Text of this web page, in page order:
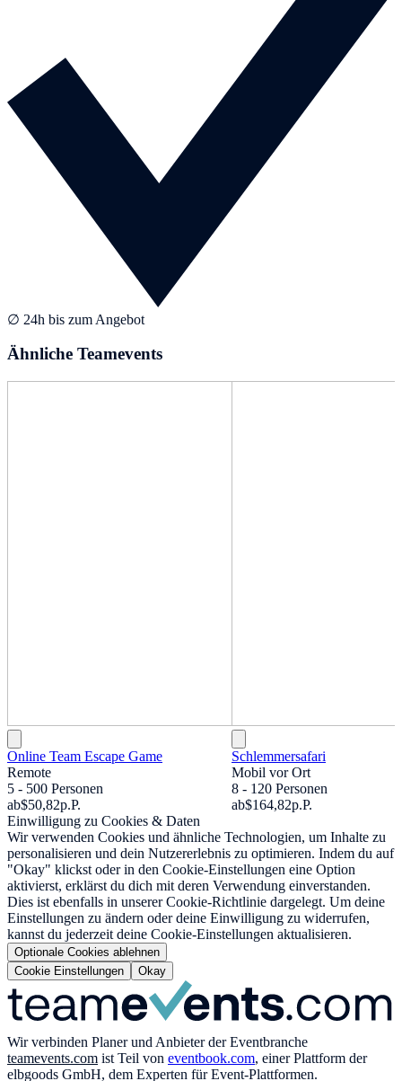
∅ 24h bis zum Angebot
Ähnliche Teamevents
Online Team Escape Game
Remote
5 - 500 Personen
ab$50,82p.P.
Schlemmersafari
Mobil vor Ort
8 - 120 Personen
ab$164,82p.P.
Einwilligung zu Cookies & Daten
Wir verwenden Cookies und ähnliche Technologien, um Inhalte zu
personalisieren und dein Nutzererlebnis zu optimieren. Indem du auf
"Okay" klickst oder in den Cookie-Einstellungen eine Option
aktivierst, erklärst du dich mit deren Verwendung einverstanden.
Dies ist ebenfalls in unserer Cookie-Richtlinie dargelegt. Um deine
Einstellungen zu ändern oder deine Einwilligung zu widerrufen,
kannst du jederzeit deine Cookie-Einstellungen aktualisieren.
Optionale Cookies ablehnen
Cookie Einstellungen
Okay
Wir verbinden Planer und Anbieter der Eventbranche
teamevents.com ist Teil von eventbook.com, einer Plattform der
elbgoods GmbH, dem Experten für Event-Plattformen.